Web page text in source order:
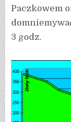
Paczkowem
3 godz.